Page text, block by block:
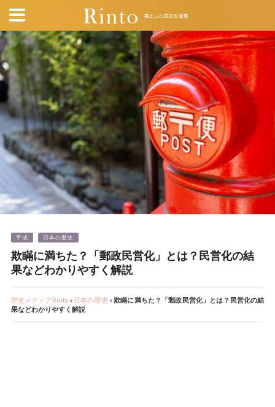
平成 日本の歴史
欺瞞に満ちた？「郵政民営化」とは？民営化の結
果などわかりやすく解説
歴史メディアRinto» 日本の歴史 »欺瞞に満ちた？「郵政民営化」とは？民営化の結
果などわかりやすく解説